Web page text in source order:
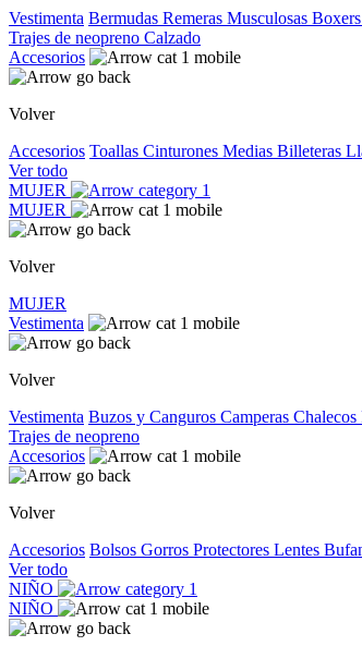
Vestimenta Bermudas Remeras Musculosas Boxers
Trajes de neopreno Calzado
Accesorios
Volver
Accesorios Toallas Cinturones Medias Billeteras
Ver todo
MUJER
MUJER
Volver
MUJER
Vestimenta
Volver
Vestimenta Buzos y Canguros Camperas Chalecos
Trajes de neopreno
Accesorios
Volver
Accesorios Bolsos Gorros Protectores Lentes
Ver todo
NIÑO
NIÑO